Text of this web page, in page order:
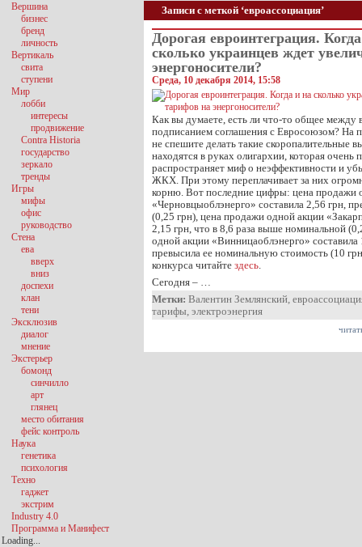
Записи с меткой ‘евроассоциация’
Дорогая евроинтеграция.
сколько украинцев ждет
энергоносители?
Среда, 10 декабря 2014, 15:58
Как вы думаете, есть ли что-то общее
подписанием соглашения с Евросоюзом? На
не спешите делать такие скоропалительные
находятся в руках олигархии, которая очень
распространяет миф о неэффективности и
ЖКХ. При этому переплачивает за них
корню. Вот последние цифры: цена продажи
«Черновцыоблэнерго» составила 2,56 грн,
(0,25 грн), цена продажи одной акции
2,15 грн, что в 8,6 раза выше номинальной
одной акции «Винницаоблэнерго» составила
превысила ее номинальную стоимость (10
конкурса читайте здесь.
Сегодня – …
Метки: Валентин Землянский,
тарифы, электроэнергия
Вершина
бизнес
бренд
личность
Вертикаль
свита
ступени
Мир
лобби
интересы
продвижение
Contra Historia
государство
зеркало
тренды
Игры
мифы
офис
руководство
Стена
ева
вверх
вниз
доспехи
клан
тени
Эксклюзив
диалог
мнение
Экстерьер
бомонд
синчилло
арт
глянец
место обитания
фейс контроль
Наука
генетика
психология
Техно
гаджет
экстрим
Industry 4.0
Программа и Манифест
Loading...